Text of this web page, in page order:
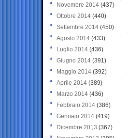
Novembre 2014 (437)
Ottobre 2014 (440)
Settembre 2014 (450)
Agosto 2014 (433)
Luglio 2014 (436)
Giugno 2014 (391)
Maggio 2014 (392)
Aprile 2014 (389)
Marzo 2014 (436)
Febbraio 2014 (386)
Gennaio 2014 (419)
Dicembre 2013 (367)